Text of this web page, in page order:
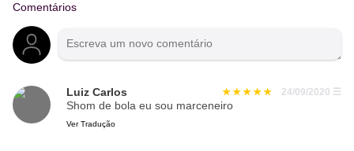
Comentários
Luiz Carlos 24/09/2020 ☰
Shom de bola eu sou marceneiro
Ver Tradução